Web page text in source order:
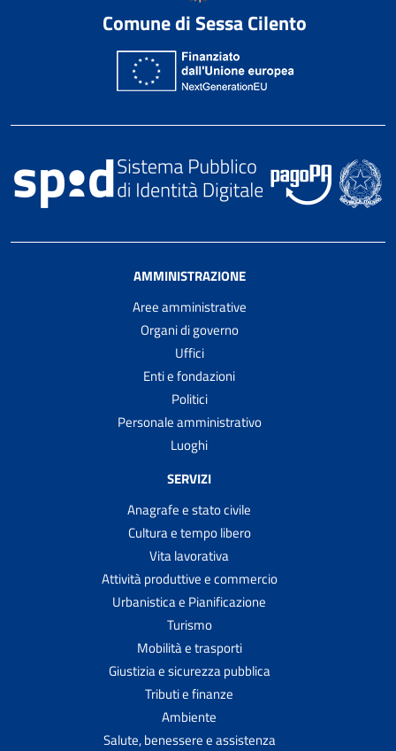
Comune di Sessa Cilento
AMMINISTRAZIONE
Aree amministrative
Organi di governo
Uffici
Enti e fondazioni
Politici
Personale amministrativo
Luoghi
SERVIZI
Anagrafe e stato civile
Cultura e tempo libero
Vita lavorativa
Attività produttive e commercio
Urbanistica e Pianificazione
Turismo
Mobilità e trasporti
Giustizia e sicurezza pubblica
Tributi e finanze
Ambiente
Salute, benessere e assistenza